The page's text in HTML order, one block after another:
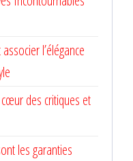
l’élégance
des critiques et
les garanties